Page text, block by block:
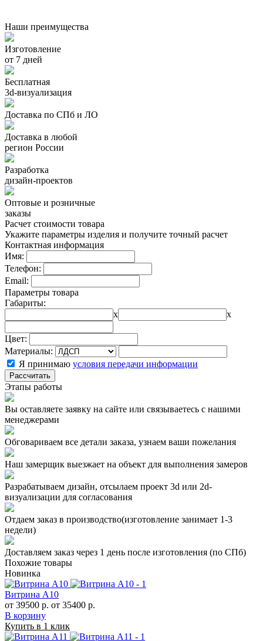
Наши преимущества
Изготовление
от 7 дней
Бесплатная
3d-визуализация
Доставка по СПб и ЛО
Доставка в любой
регион России
Разработка
дизайн-проектов
Оптовые и розничные
заказы
Расчет стоимости товара
Укажите параметры изделия и получите точный расчет
Контактная информация
Имя:
Телефон:
Email:
Параметры товара
Габариты:
x
x
Цвет:
Материалы:
Я принимаю условия передачи информации
Рассчитать
Этапы работы
Вы оставляете заявку на сайте или связываетесь с нашими
менеджерами
Обговариваем все детали заказа, узнаем ваши пожелания
Наш замерщик выезжает на объект для выполнения замеров
Разрабатываем дизайн, отсылаем проект 3d или 2d-
визуализации для согласования
Отдаем заказ в производство(изготовление занимает 1-3
недели)
Доставляем заказ через 1 день после изготовления (по СПб)
Похожие товары
Новинка
Витрина А10
от 39500 р. от 35400 р.
В корзину
Купить в 1 клик